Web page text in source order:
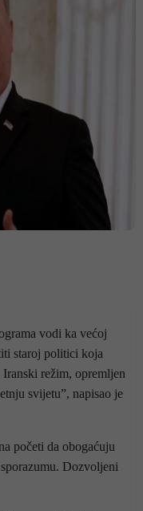
vodi ka većoj
staroj politici koja
režim, opremljen
svijetu”, napisao je
početi da obogaćuju
Dozvoljeni